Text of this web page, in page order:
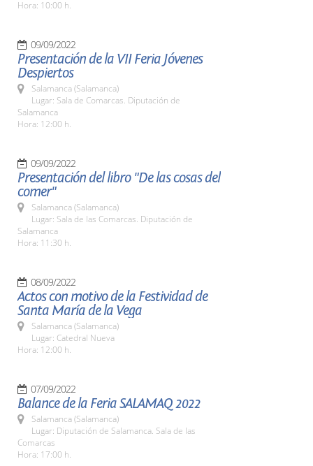
Hora: 10:00 h.
09/09/2022
Presentación de la VII Feria Jóvenes
Despiertos
Salamanca (Salamanca)
Lugar: Sala de Comarcas. Diputación de
Salamanca
Hora: 12:00 h.
09/09/2022
Presentación del libro "De las cosas del
comer"
Salamanca (Salamanca)
Lugar: Sala de las Comarcas. Diputación de
Salamanca
Hora: 11:30 h.
08/09/2022
Actos con motivo de la Festividad de
Santa María de la Vega
Salamanca (Salamanca)
Lugar: Catedral Nueva
Hora: 12:00 h.
07/09/2022
Balance de la Feria SALAMAQ 2022
Salamanca (Salamanca)
Lugar: Diputación de Salamanca. Sala de las
Comarcas
Hora: 17:00 h.